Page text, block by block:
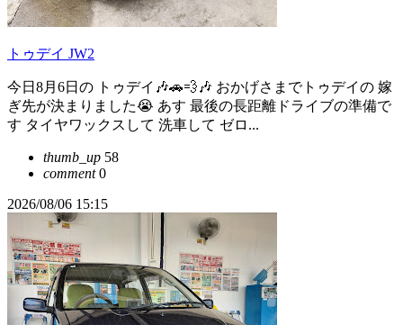
トゥデイ JW2
今日8月6日の トゥデイ🎶🚗💨🎶 おかげさまでトゥデイの 嫁
ぎ先が決まりました😭 あす 最後の長距離ドライブの準備で
す タイヤワックスして 洗車して ゼロ...
thumb_up 58
comment0
2026/08/06 15:15